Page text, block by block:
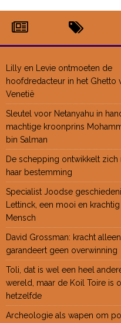
Lilly en Levie ontmoeten de
hoofdredacteur in het Ghetto
Venetië
Sleutel voor Netanyahu in
machtige kroonprins
bin Salman
De schepping ontwikkelt zich
haar bestemming
Specialist Joodse
Lettinck, een mooi en krachtig
Mensch
David Grossman: kracht alleen
garandeert geen overwinning
Toli, dat is wel een heel
wereld, maar de Koil Toire is
hetzelfde
Archeologie als wapen om